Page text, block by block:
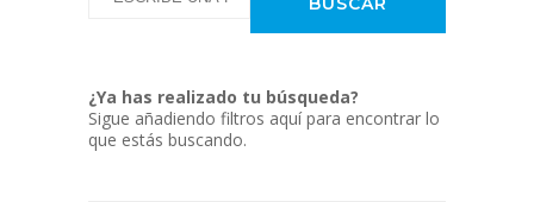
¿Ya has realizado tu búsqueda?
Sigue añadiendo filtros aquí para encontrar lo
que estás buscando.